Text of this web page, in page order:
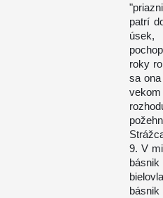
patrí
úsek,
roky
sa
9. V